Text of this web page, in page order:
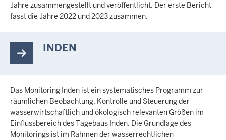
Jahre zusammengestellt und veröffentlicht. Der erste Bericht
fasst die Jahre 2022 und 2023 zusammen.
INDEN
Das Monitoring Inden ist ein systematisches Programm zur
räumlichen Beobachtung, Kontrolle und Steuerung der
wasserwirtschaftlich und ökologisch relevanten Größen im
Einflussbereich des Tagebaus Inden. Die Grundlage des
Monitorings ist im Rahmen der wasserrechtlichen